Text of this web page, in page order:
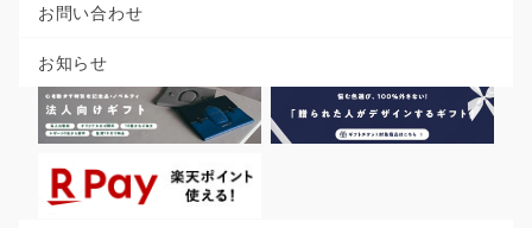
お問い合わせ
お知らせ